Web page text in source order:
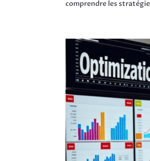
comprendre les